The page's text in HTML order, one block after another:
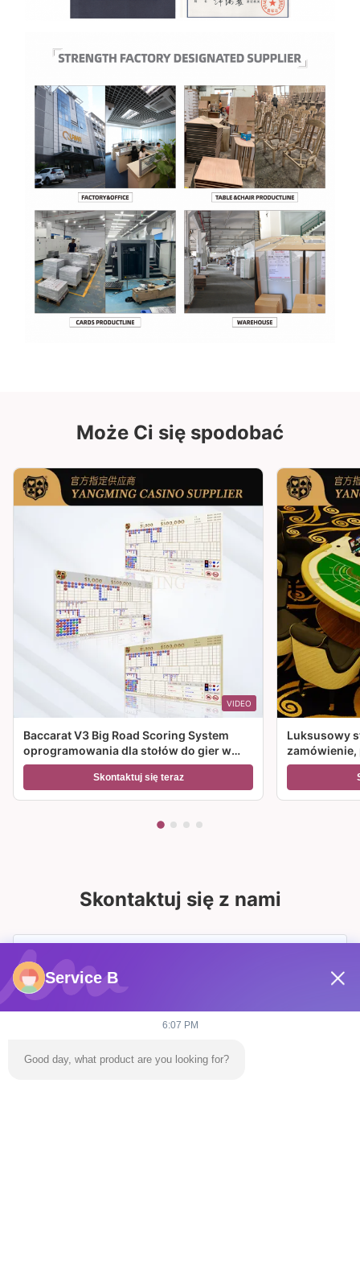
Może Ci się spodobać
VIDEO
Baccarat V3 Big Road Scoring System
oprogramowania dla stołów do gier w
kasynie
Skontaktuj się teraz
Luksusowy
w kasynie.
Skontaktuj się z nami
Service B
6:07 PM
Good day, what product are you looking for?